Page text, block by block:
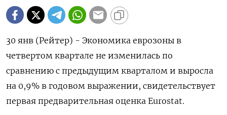
30 янв (Рейтер) - Экономика еврозоны в
четвертом квартале не изменилась по
сравнению с предыдущим кварталом и выросла
на 0,9% в годовом выражении, свидетельствует
первая предварительная оценка Eurostat.